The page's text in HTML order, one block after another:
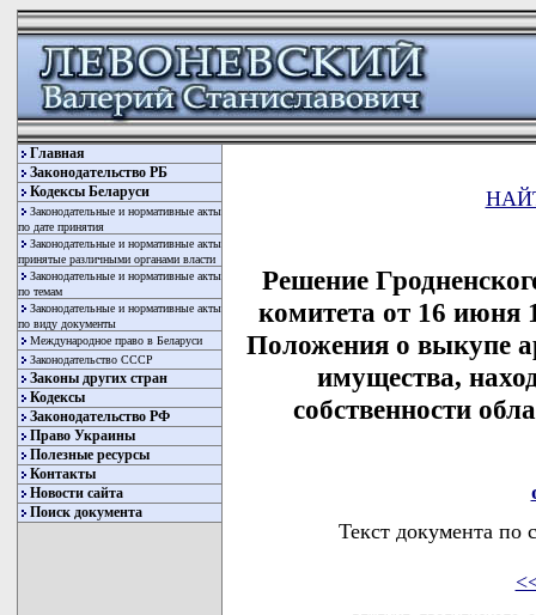
Главная
Законодательство РБ
Кодексы Беларуси
Законодательные и нормативные акты
по дате принятия
Законодательные и нормативные акты
принятые различными органами власти
Законодательные и нормативные акты
по темам
Законодательные и нормативные акты
по виду документы
Международное право в Беларуси
Законодательство СССР
Законы других стран
Кодексы
Законодательство РФ
Право Украины
Полезные ресурсы
Контакты
Новости сайта
Поиск документа
Решение
комитета от 16
Положения о выкупе
имущества,
собственности
Текст документа по